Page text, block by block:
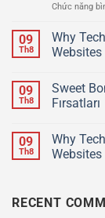
Chức năng
09
Th8
Why
Websites
09
Th8
Sweet
Fırsatları
09
Th8
Why
Websites
RECENT